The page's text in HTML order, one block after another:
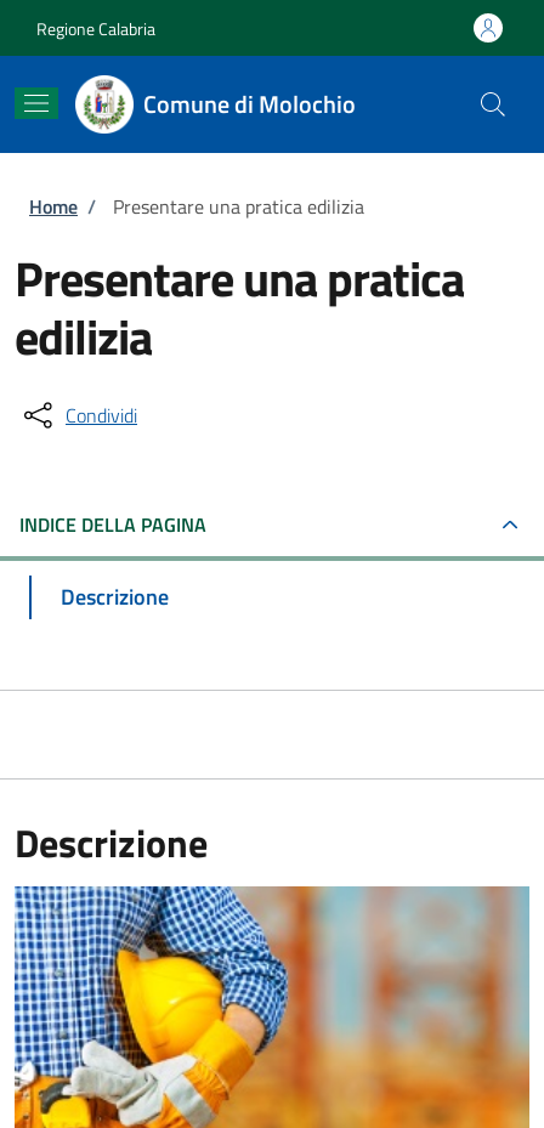
Regione Calabria
Comune di Molochio
Briciole di pane
Home / Presentare una pratica edilizia
Presentare una pratica
edilizia
Condividi
INDICE DELLA PAGINA
Descrizione
Descrizione